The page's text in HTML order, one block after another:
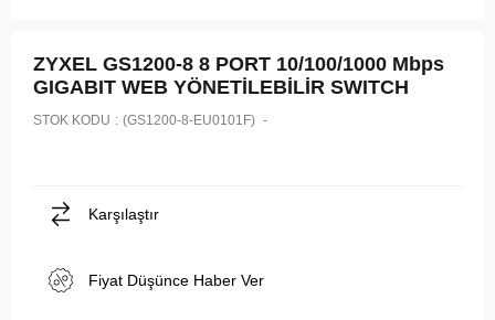
ZYXEL GS1200-8 8 PORT 10/100/1000 Mbps
GIGABIT WEB YÖNETİLEBİLİR SWITCH
STOK KODU (GS1200-8-EU0101F)
Karşılaştır
Fiyat Düşünce Haber Ver